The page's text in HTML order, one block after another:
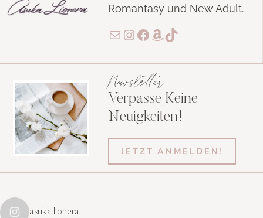
Romantasy und New Adult.
E-MailInstagram
Facebook
Amazon
TikTok
Newsletter
Verpasse Keine
Neuigkeiten!
JETZT ANMELDEN!
asuka.lionera